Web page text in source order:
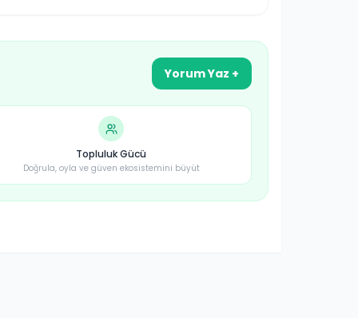
Yorum Yaz +
Topluluk Gücü
Doğrula, oyla ve güven ekosistemini büyüt